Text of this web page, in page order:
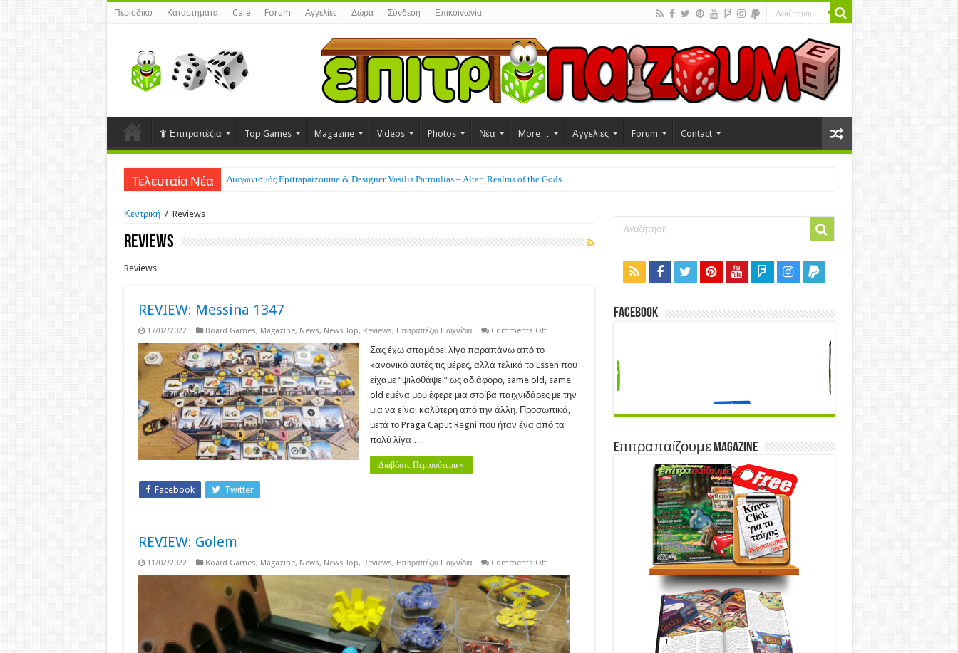
Περιοδικό Καταστήματα Cafe Forum Αγγελίες Δώρα Σύνδεση Επικοινωνία
Επιτραπέζια Top Games Magazine Videos Photos Νέα More… Αγγελίες Forum Contact
Τελευταία Νέα Διαγωνισμός Epitrapaizoume & Designer Vasilis Patroulias – Altar: Realms of the Gods
Κεντρική / Reviews
Reviews
Reviews
REVIEW: Messina 1347
17/02/2022 Board Games, Magazine, News, News Top, Reviews, Επιτραπέζια Παιχνίδια Comments Offon
Σας έχω σπαμάρει λίγο παραπάνω από το
κανονικό αυτές τις μέρες, αλλά τελικά το Essen που
είχαμε “ψιλοθάψει” ως αδιάφορο, same old, same
old εμένα μου έφερε μια στοίβα παιχνιδάρες με την
μια να είναι καλύτερη από την άλλη. Προσωπικά,
μετά το Praga Caput Regni που ήταν ένα από τα
πολύ λίγα …
Διαβάστε Περισσότερα »
Facebook Twitter
REVIEW: Golem
11/02/2022 Board Games, Magazine, News, News Top, Reviews, Επιτραπέζια Παιχνίδια Comments Offon
Golem
Facebook
Eπιτραπαίζουμε Magazine